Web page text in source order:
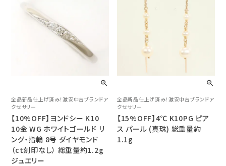
全品新品仕上げ済み！激安中古ブランドア
クセサリー
【10%OFF】ヨンドシー K10
10金 WG ホワイトゴールド リ
ング・指輪 8号 ダイヤモンド
（ct刻印なし） 総重量約1.2g
ジュエリー
全品新品仕上げ済み！激安中古ブランドア
クセサリー
【15%OFF】4℃ K10PG ピア
ス パール (真珠) 総重量約
1.1g